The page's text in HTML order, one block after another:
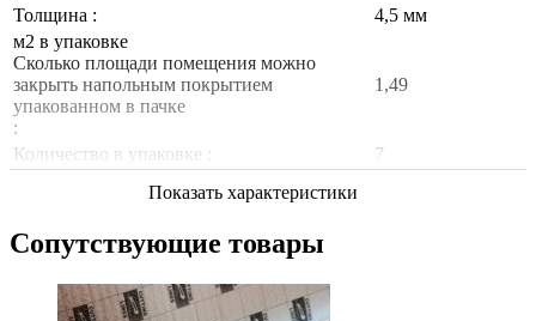
Толщина :
4,5 мм
м2 в упаковке
Сколько площади помещения можно
закрыть напольным покрытием
упакованном в пачке
:
1,49
Количество в упаковке :
7
Показать характеристики
Сопутствующие товары